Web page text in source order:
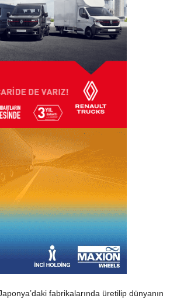
fabrikalarında üretilip dünyanın